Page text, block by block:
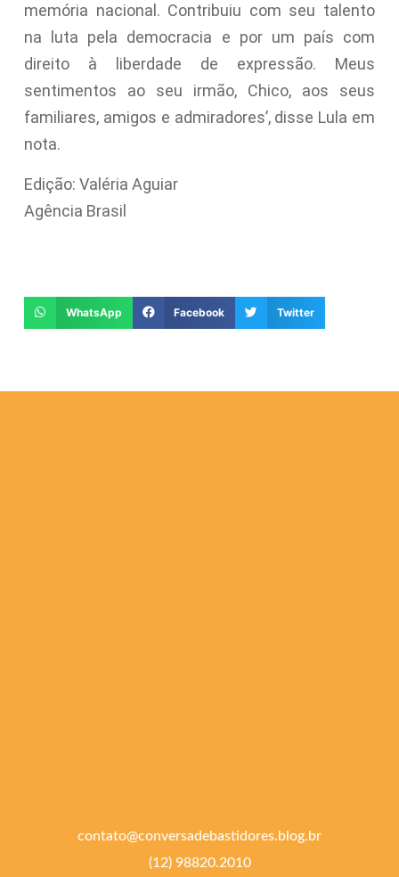
memória nacional. Contribuiu com seu talento
na luta pela democracia e por um país com
direito à liberdade de expressão. Meus
sentimentos ao seu irmão, Chico, aos seus
familiares, amigos e admiradores’, disse Lula em
nota.
Edição: Valéria Aguiar
Agência Brasil
WhatsApp Facebook Twitter
contato@conversadebastidores.blog.br
(12) 98820.2010